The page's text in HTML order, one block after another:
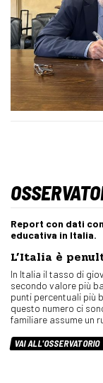
Report con dati
educativa in Italia.
L’Italia è
In Italia il tasso di
secondo valore più
punti percentuali più
questo numero ci
familiare assume un
VAI ALL'OSSERVATORIO